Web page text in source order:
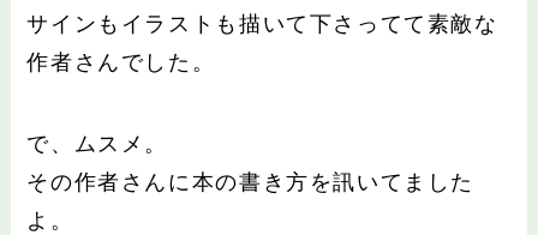
サインもイラストも描いて下さってて素敵な
作者さんでした。
で、ムスメ。
その作者さんに本の書き方を訊いてました
よ。